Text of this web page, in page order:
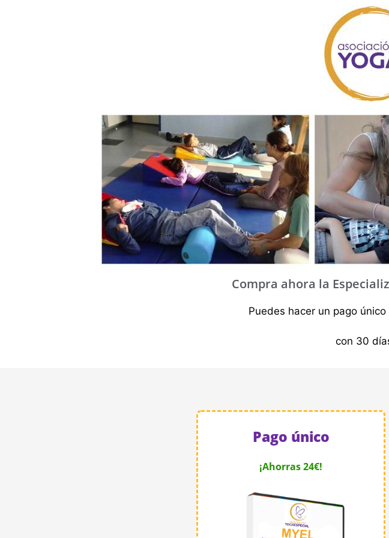
Compra ahora la
Puedes hacer un pago
con 30
Pago único
¡Ahorras 24€!